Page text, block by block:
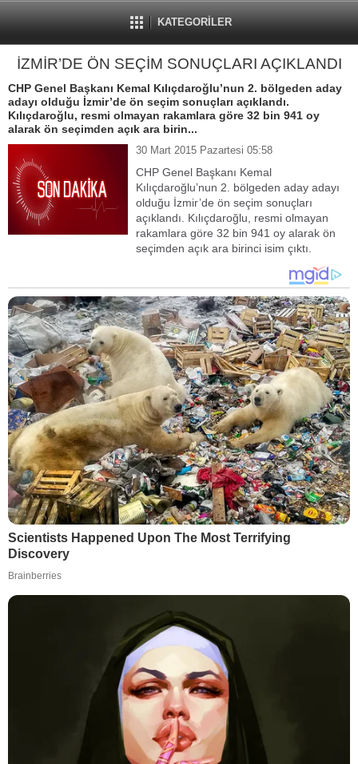
KATEGORİLER
İZMİR’DE ÖN SEÇİM SONUÇLARI AÇIKLANDI
CHP Genel Başkanı Kemal Kılıçdaroğlu’nun 2. bölgeden aday
adayı olduğu İzmir’de ön seçim sonuçları açıklandı.
Kılıçdaroğlu, resmi olmayan rakamlara göre 32 bin 941 oy
alarak ön seçimden açık ara birin...
30 Mart 2015 Pazartesi 05:58
CHP Genel Başkanı Kemal
Kılıçdaroğlu’nun 2. bölgeden aday adayı
olduğu İzmir’de ön seçim sonuçları
açıklandı. Kılıçdaroğlu, resmi olmayan
rakamlara göre 32 bin 941 oy alarak ön
seçimden açık ara birinci isim çıktı.